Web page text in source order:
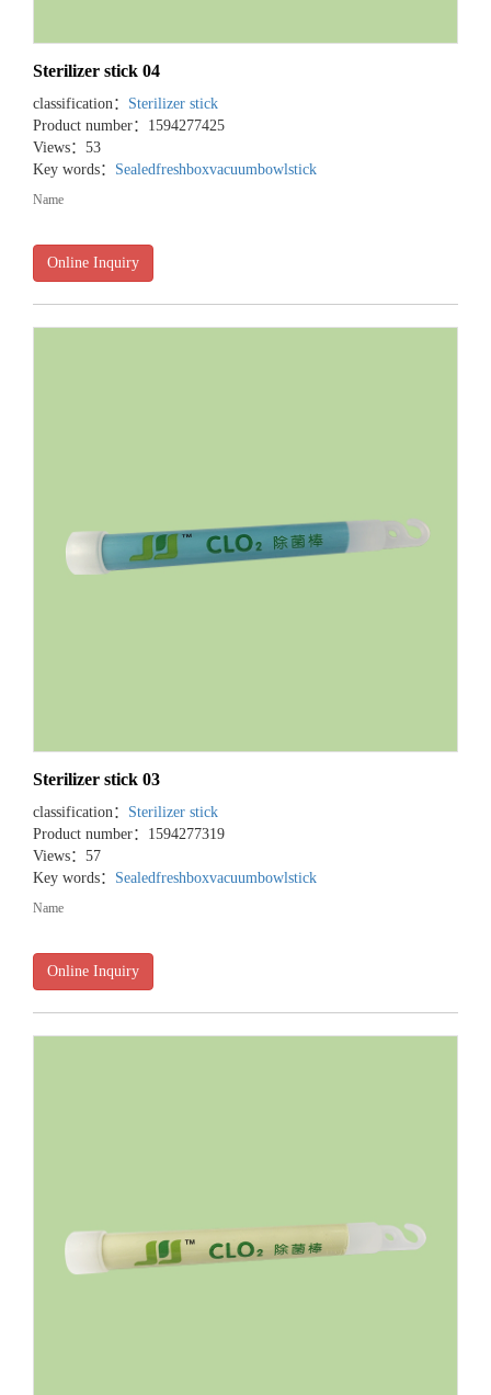
Sterilizer stick 04
classification： Sterilizer stick
Product number：1594277425
Views：53
Key words： Sealedfreshboxvacuumbowlstick
Name
Online Inquiry
Sterilizer stick 03
classification： Sterilizer stick
Product number：1594277319
Views：57
Key words： Sealedfreshboxvacuumbowlstick
Name
Online Inquiry